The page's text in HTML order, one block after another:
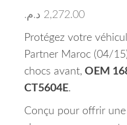
2,272.00 د.م.
Protégez votre
Partner Maroc (04/
chocs avant, OEM
CT5604E.
Conçu pour offrir